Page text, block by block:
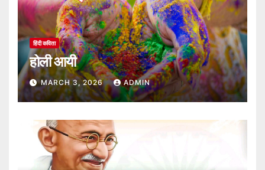
हिंदी कविता
होली आयी
MARCH 3, 2026 ADMIN